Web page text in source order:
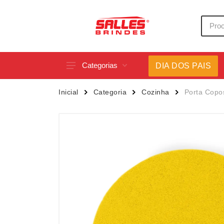
Categorias
Acessórios p/ Celular
Brinquedos
Caixas de Som
Canecas
Chapéus
Cooler
DIA DOS PAIS
Inicial Categoria Cozinha Porta